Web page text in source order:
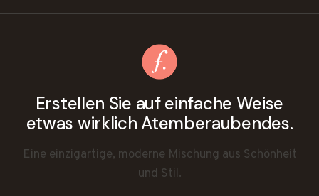
Erstellen Sie auf einfache Weise
etwas wirklich Atemberaubendes.
Eine einzigartige, moderne Mischung aus Schönheit
und Stil.